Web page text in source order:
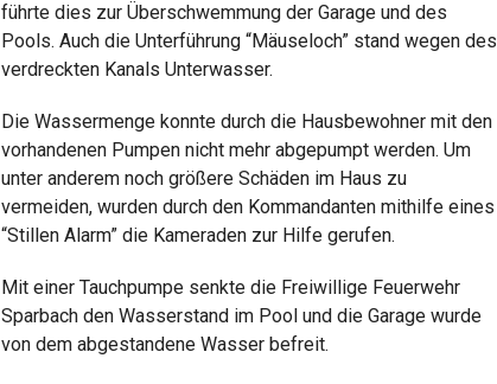
führte dies zur Überschwemmung der Garage und des
Pools. Auch die Unterführung “Mäuseloch” stand wegen des
verdreckten Kanals Unterwasser.
Die Wassermenge konnte durch die Hausbewohner mit den
vorhandenen Pumpen nicht mehr abgepumpt werden. Um
unter anderem noch größere Schäden im Haus zu
vermeiden, wurden durch den Kommandanten mithilfe eines
“Stillen Alarm” die Kameraden zur Hilfe gerufen.
Mit einer Tauchpumpe senkte die Freiwillige Feuerwehr
Sparbach den Wasserstand im Pool und die Garage wurde
von dem abgestandene Wasser befreit.